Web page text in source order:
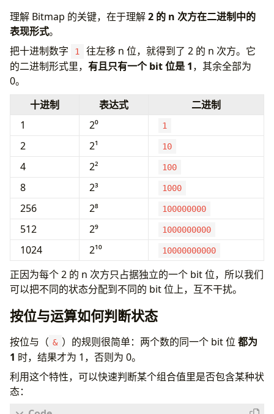
理解 Bitmap 的关键，在于理解2 的 n 次方在二进制中的
表现形式。
把十进制数字
1
往左移 n 位，就得到了 2 的 n 次方。它
的二进制形式里， 有且只有一个 bit 位是 1，其余全部为
0。
十进制
表达式
二进制
1
2⁰ 1
2 2¹ 10
4 2² 100
8 2³ 1000
256 2⁸ 100000000
512 2⁹ 1000000000
1024 2¹⁰ 10000000000
正因为每个 2 的 n 次方只占据独立的一个 bit 位，所以我们
可以把不同的状态分配到不同的 bit 位上，互不干扰。
按位与运算如何判断状态
按位与（ & ）的规则很简单：两个数的同一个 bit 位 都为
1 时，结果才为 1，否则为 0。
利用这个特性，可以快速判断某个组合值里是否包含某种状
态：